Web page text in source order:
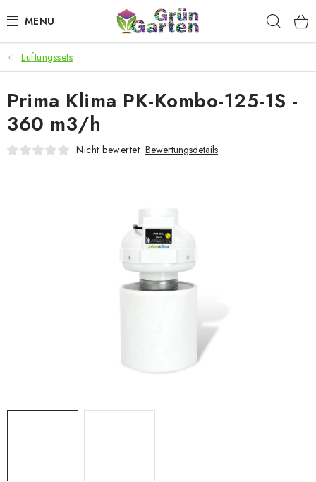
Inhalt
ANGEBOTE
LED PFLANZENLAMPEN
ANBAUBEDARF FÜR DEN HEIMANBAU
Kaufberatung AGB
Lüftungssets
Prima Klima PK-Kombo-125-1S -
360 m3/h
Nicht bewertet Bewertungsdetails